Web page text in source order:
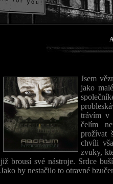
Jsem
jako
trávím v
čelím
prožívat
chvíli
zvuky,
již brousí své nástroje. Srdce
Jako by nestačilo to otravné